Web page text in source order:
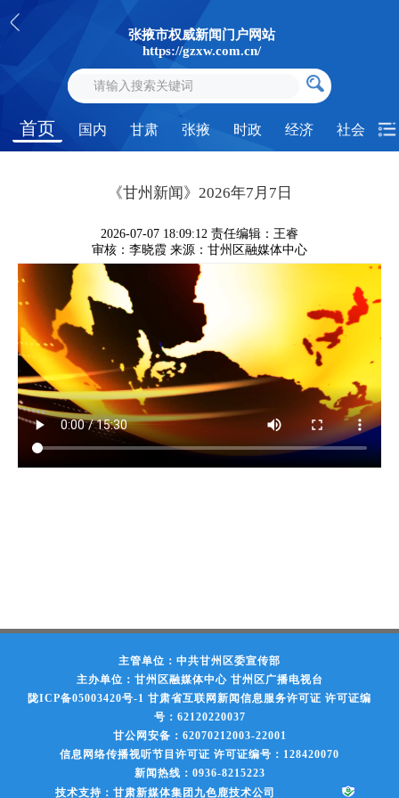
张掖市权威新闻门户网站
https://gzxw.com.cn/
首页 国内 甘肃 张掖 时政 经济 社会
《甘州新闻》2026年7月7日
2026-07-07 18:09:12 责任编辑：王睿
审核：李晓霞 来源：甘州区融媒体中心
主管单位：中共甘州区委宣传部
主办单位：甘州区融媒体中心 甘州区广播电视台
陇ICP备05003420号-1 甘肃省互联网新闻信息服务许可证 许可证编
号：62120220037
甘公网安备：62070212003-22001
信息网络传播视听节目许可证 许可证编号：128420070
新闻热线：0936-8215223
技术支持：甘肃新媒体集团九色鹿技术公司